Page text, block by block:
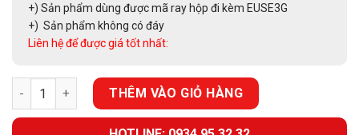
+) Sản phẩm dùng được mã ray hộp đi kèm EUSE3G
+) Sản phẩm không có đáy
Liên hệ để được giá tốt nhất:
Khay chia thìa dĩa nhôm phay xước cao cấp Eurogold
THÊM VÀO GIỎ HÀNG